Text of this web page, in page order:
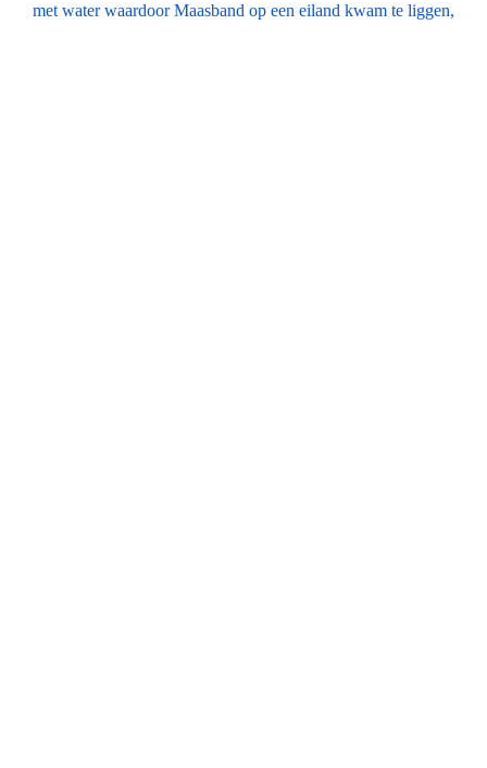
met water waardoor Maasband op een eiland kwam te liggen,